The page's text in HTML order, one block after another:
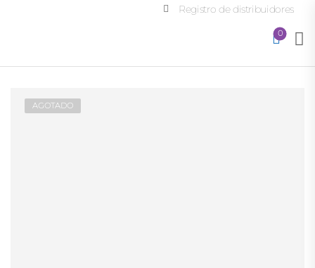
Registro de distribuidores
0
AGOTADO